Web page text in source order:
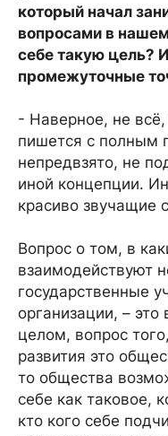
который начал
вопросами в
себе такую цель?
промежуточные
- Наверное, не
пишется с полным
непредвзято, не
иной концепции.
красиво звучащие
Вопрос о том, в
взаимодействуют
государственные
организации, –
целом, вопрос
развития это
то общества
себе как таковое,
кто кого себе